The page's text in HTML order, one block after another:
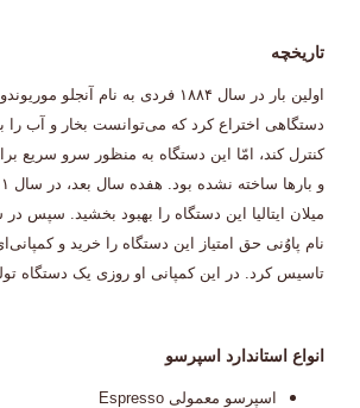
تاریخچه
اولین بار در سال ۱۸۸۴ فردی به نام آنجلو
دستگاهی اختراع کرد که می‌توانست بخار و آب را
کنترل کند، امّا این دستگاه به منظور سرو سریع
نام پاوُنی حق امتیاز این دستگاه را خرید و
تاسیس کرد. در این کمپانی او روزی یک دستگاه
انواع استاندارد اسپرسو
اسپرسو معمولی Espresso